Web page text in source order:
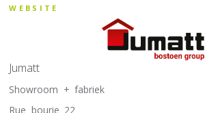
WEBSITE
Jumatt
Showroom + fabriek
Rue bourie 22